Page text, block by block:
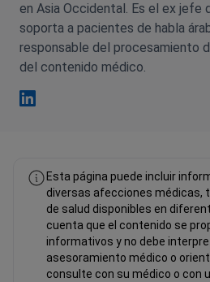
en Asia Occidental. Es el ex jefe
soporta a pacientes de habla
responsable del procesamiento
del contenido médico.
Esta página puede incluir
diversas afecciones médicas,
de salud disponibles en
cuenta que el contenido se
informativos y no debe
asesoramiento médico o
consulte con su médico o con